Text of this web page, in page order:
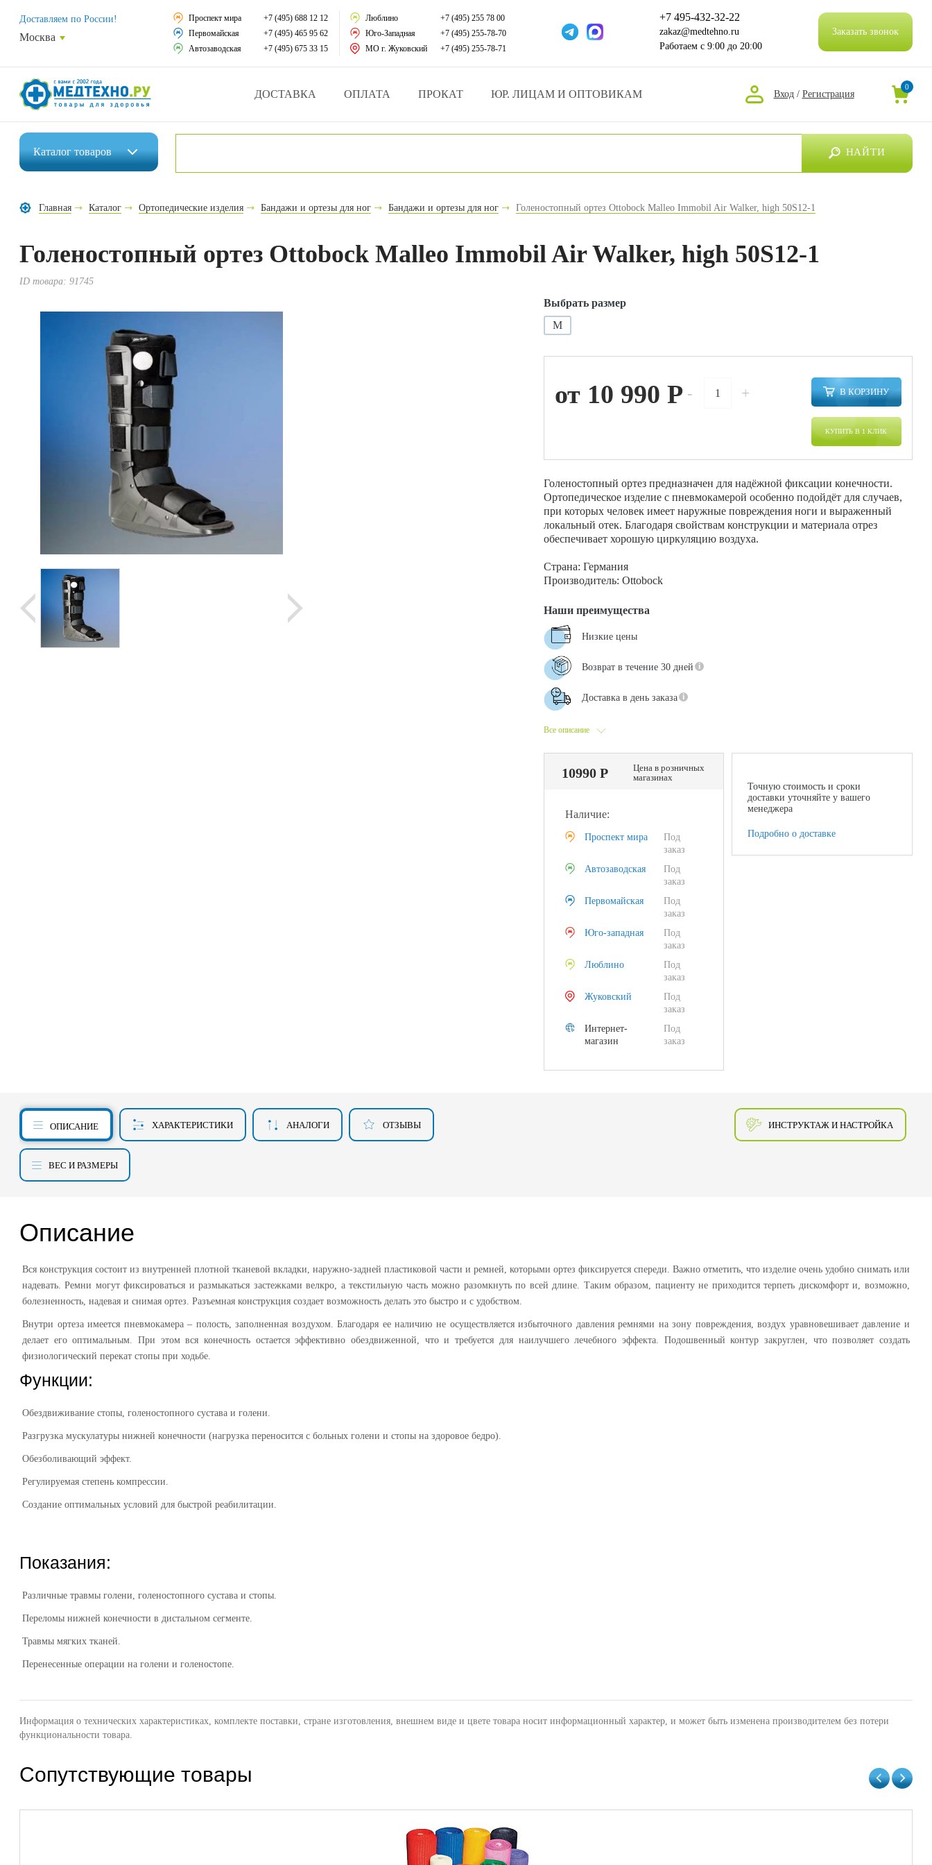
Средства реабилитации
Средства по уходу за больными
Домашняя медтехника
Уникальные и полезные товары
Доставляем по России!
Москва
Проспект мира
+7 (495) 688 12 12
Первомайская
+7 (495) 465 95 62
Автозаводская
+7 (495) 675 33 15
Люблино
+7 (495) 255 78 00
Юго-Западная
+7 (495) 255-78-70
МО г. Жуковский
+7 (495) 255-78-71
+7 495-432-32-22
zakaz@medtehno.ru
Работаем с 9:00 до 20:00
Заказать звонок
ДОСТАВКА ОПЛАТА ПРОКАТ ЮР. ЛИЦАМ И ОПТОВИКАМ Вход / Регистрация
0
Каталогтоваров
Средства по уходу за больными
Ортопедические изделия
Ортопедические матрасы и подушки
Домашняя медтехника
Экология дома
Товары для красоты и здоровья
Товары для врачей и мед.учреждений
Уникальные и полезные товары
Распродажа
Прокат инвалидной техники
НАЙТИ
Главная Каталог Ортопедические изделия Бандажи и ортезы для ног Бандажи и ортезы для ног Голеностопный ортез Ottobock Malleo Immobil Air Walker, high 50S12-1
Голеностопный ортез Ottobock Malleo Immobil Air Walker, high 50S12-1
ID товара:91745
Выбрать размер
M
от 10 990 P - + В КОРЗИНУ
КУПИТЬ В 1 КЛИК
Голеностопный ортез предназначен для надёжной фиксации конечности.
Ортопедическое изделие с пневмокамерой особенно подойдёт для случаев,
при которых человек имеет наружные повреждения ноги и выраженный
локальный отек. Благодаря свойствам конструкции и материала отрез
обеспечивает хорошую циркуляцию воздуха.
Страна: Германия
Производитель: Ottobock
Все описание
Наши преимущества
Низкие цены
Возврат в течение 30 дней
Доставка в день заказа
10990 Р
Цена в розничных
магазинах
Наличие:
Проспект мира
Под
заказ
Автозаводская
Под
заказ
Первомайская
Под
заказ
Юго-западная
Под
заказ
Люблино
Под
заказ
Жуковский
Под
заказ
Интернет-
магазин
Под
заказ
Точную стоимость и сроки
доставки уточняйте у вашего
менеджера
Подробно о доставке
ОПИСАНИЕ ХАРАКТЕРИСТИКИ АНАЛОГИ ОТЗЫВЫ
ВЕС И РАЗМЕРЫ
ИНСТРУКТАЖ И НАСТРОЙКА
Описание
Вся конструкция состоит из внутренней плотной тканевой вкладки, наружно-задней пластиковой части и ремней, которыми ортез фиксируется спереди. Важно отметить, что изделие очень удобно снимать или
надевать. Ремни могут фиксироваться и размыкаться застежками велкро, а текстильную часть можно разомкнуть по всей длине. Таким образом, пациенту не приходится терпеть дискомфорт и, возможно,
болезненность, надевая и снимая ортез. Разъемная конструкция создает возможность делать это быстро и с удобством.
Внутри ортеза имеется пневмокамера – полость, заполненная воздухом. Благодаря ее наличию не осуществляется избыточного давления ремнями на зону повреждения, воздух уравновешивает давление и
делает его оптимальным. При этом вся конечность остается эффективно обездвиженной, что и требуется для наилучшего лечебного эффекта. Подошвенный контур закруглен, что позволяет создать
физиологический перекат стопы при ходьбе.
Функции:
Обездвиживание стопы, голеностопного сустава и голени.
Разгрузка мускулатуры нижней конечности (нагрузка переносится с больных голени и стопы на здоровое бедро).
Обезболивающий эффект.
Регулируемая степень компрессии.
Создание оптимальных условий для быстрой реабилитации.
Показания:
Различные травмы голени, голеностопного сустава и стопы.
Переломы нижней конечности в дистальном сегменте.
Травмы мягких тканей.
Перенесенные операции на голени и голеностопе.
Информация о технических характеристиках, комплекте поставки, стране изготовления, внешнем виде и цвете товара носит информационный характер, и может быть изменена производителем без потери
функциональности товара.
Сопутствующие товары